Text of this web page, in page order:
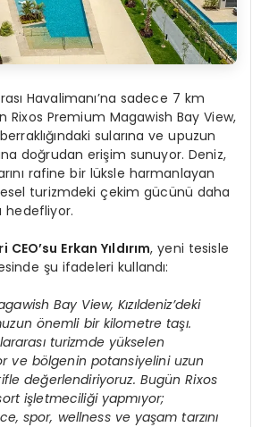
Havalimanı’na sadece 7 km
Premium Magawish Bay View,
berraklığındaki sularına ve upuzun
doğrudan erişim sunuyor. Deniz,
rafine bir lüksle harmanlayan
turizmdeki çekim gücünü daha
hedefliyor.
Erkan Yıldırım, yeni tesisle
şu ifadeleri kullandı:
Bay View, Kızıldeniz’deki
önemli bir kilometre taşı.
turizmde yükselen
ve bölgenin potansiyelini uzun
değerlendiriyoruz. Bugün Rixos
işletmeciliği yapmıyor;
spor, wellness ve yaşam tarzını